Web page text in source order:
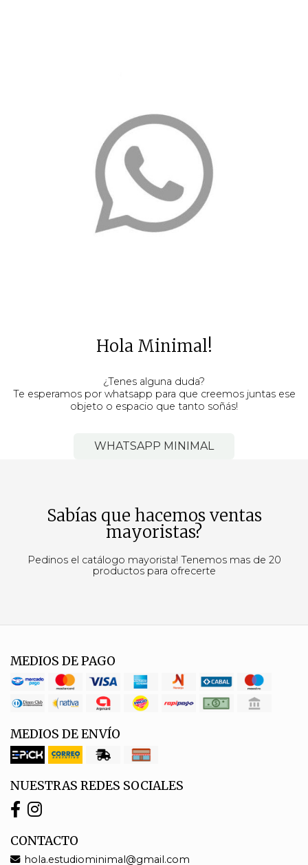
Hola Minimal!
¿Tenes alguna duda?
Te esperamos por whatsapp para que creemos juntas ese
objeto o espacio que tanto soñás!
WHATSAPP MINIMAL
Sabías que hacemos ventas
mayoristas?
Pedinos el catálogo mayorista! Tenemos mas de 20
productos para ofrecerte
MEDIOS DE PAGO
MEDIOS DE ENVÍO
NUESTRAS REDES SOCIALES
CONTACTO
hola.estudiominimal@gmail.com